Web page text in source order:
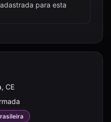
para esta
CE